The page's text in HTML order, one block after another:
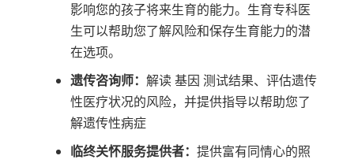
影响您的孩子将来生育的能力。生育专科医
生可以帮助您了解风险和保存生育能力的潜
在选项。
遗传咨询师： 解读基因 测试结果、评估遗传
性医疗状况的风险，并提供指导以帮助您了
解遗传性病症
临终关怀服务提供者： 提供富有同情心的照